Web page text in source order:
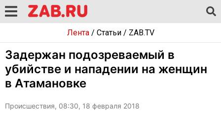
Лента/ Статьи/ ZAB.TV
Задержан подозреваемый в
убийстве и нападении на женщин
в Атамановке
Происшествия, 08:30, 18 февраля 2018